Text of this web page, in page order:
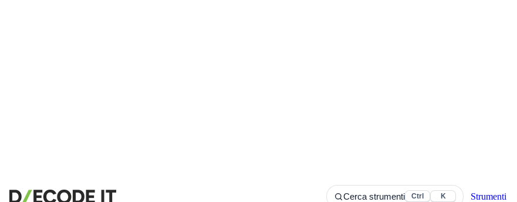
Cerca strumenti Ctrl K Strumenti